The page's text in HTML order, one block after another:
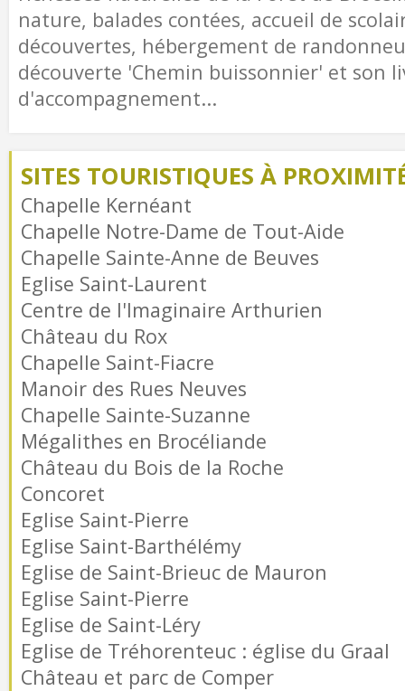
nature, balades contées, accueil de
découvertes, hébergement de
découverte 'Chemin buissonnier' et son
d'accompagnement...
SITES TOURISTIQUES À
Chapelle Kernéant
Chapelle Notre-Dame de Tout-Aide
Chapelle Sainte-Anne de Beuves
Eglise Saint-Laurent
Centre de l'Imaginaire Arthurien
Château du Rox
Chapelle Saint-Fiacre
Manoir des Rues Neuves
Chapelle Sainte-Suzanne
Mégalithes en Brocéliande
Château du Bois de la Roche
Concoret
Eglise Saint-Pierre
Eglise Saint-Barthélémy
Eglise de Saint-Brieuc de Mauron
Eglise Saint-Pierre
Eglise de Saint-Léry
Eglise de Tréhorenteuc : église du Graal
Château et parc de Comper